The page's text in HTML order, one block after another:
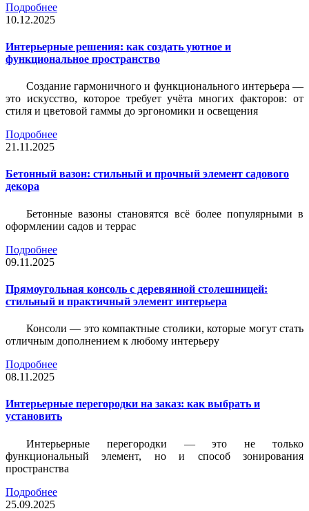
Подробнее
10.12.2025
Интерьерные решения: как создать уютное и
функциональное пространство
Создание гармоничного и функционального интерьера —
это искусство, которое требует учёта многих факторов: от
стиля и цветовой гаммы до эргономики и освещения
Подробнее
21.11.2025
Бетонный вазон: стильный и прочный элемент садового
декора
Бетонные вазоны становятся всё более популярными в
оформлении садов и террас
Подробнее
09.11.2025
Прямоугольная консоль с деревянной столешницей:
стильный и практичный элемент интерьера
Консоли — это компактные столики, которые могут стать
отличным дополнением к любому интерьеру
Подробнее
08.11.2025
Интерьерные перегородки на заказ: как выбрать и
установить
Интерьерные перегородки — это не только
функциональный элемент, но и способ зонирования
пространства
Подробнее
25.09.2025